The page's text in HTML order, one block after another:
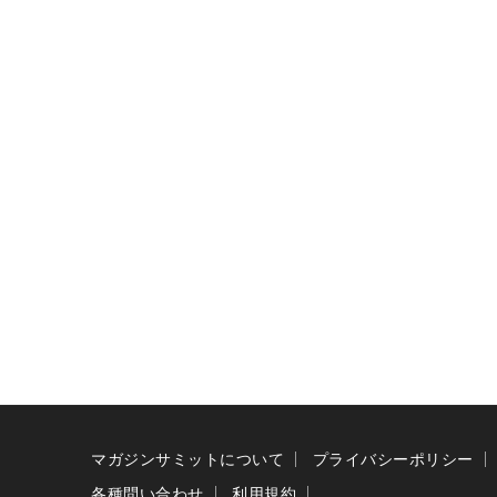
マガジンサミットについて プライバシーポリシー